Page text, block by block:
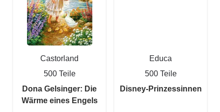
Castorland
500 Teile
Dona Gelsinger: Die
Wärme eines Engels
Educa
500 Teile
Disney-Prinzessinnen